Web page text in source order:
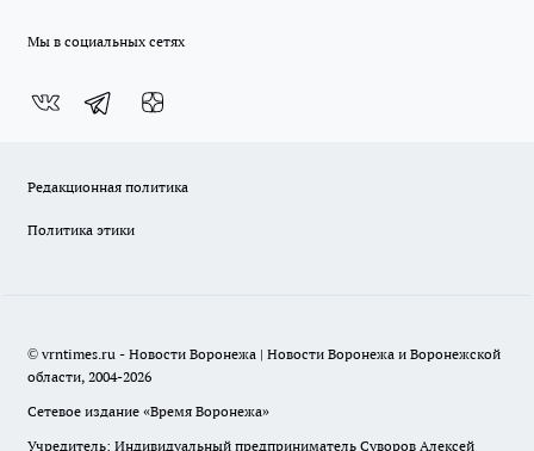
Мы в социальных сетях
Редакционная политика
Политика этики
© vrntimes.ru - Новости Воронежа | Новости Воронежа и Воронежской
области, 2004-2026
Сетевое издание «Время Воронежа»
Учредитель: Индивидуальный предприниматель Суворов Алексей